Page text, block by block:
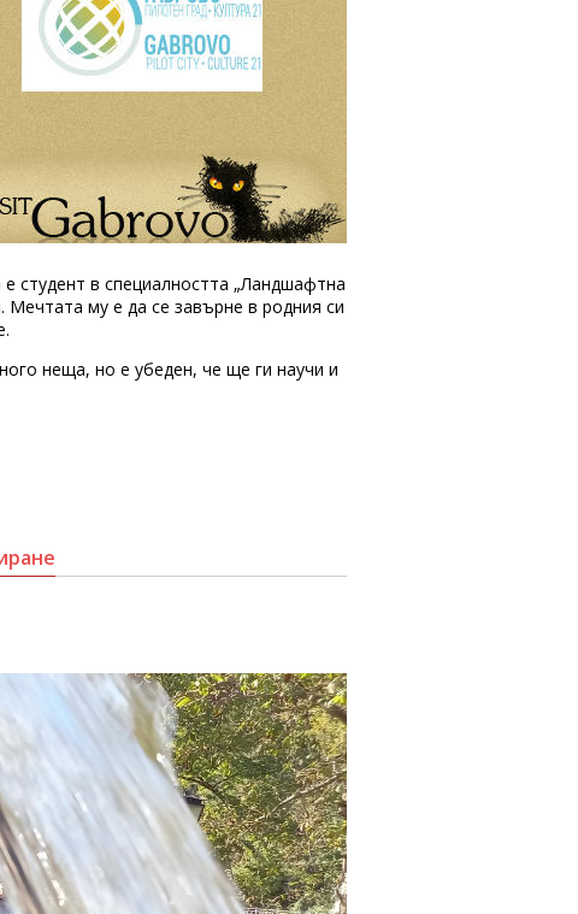
студент в специалността „Ландшафтна
Мечтата му е да се завърне в родния си
неща, но е убеден, че ще ги научи и